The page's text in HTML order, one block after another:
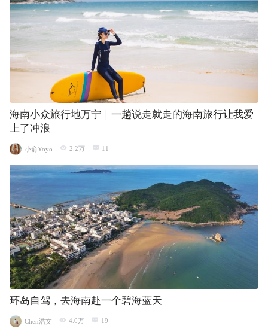
海南小众旅行地万宁｜一趟说走就走的海南旅行让我爱
上了冲浪
小俞Yoyo 2.2万 11
环岛自驾，去海南赴一个碧海蓝天
Chen浩文 4.0万 19